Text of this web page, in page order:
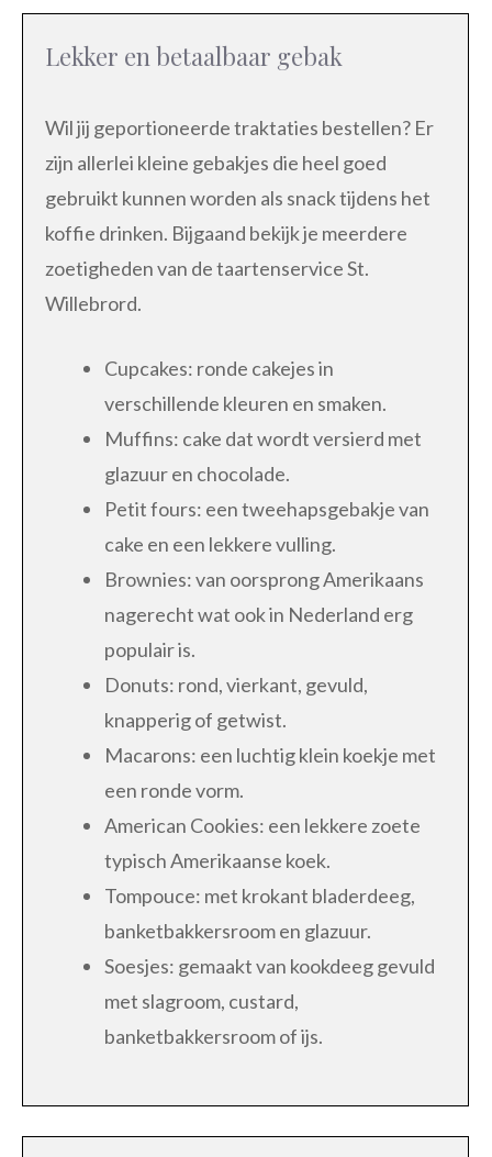
Lekker en betaalbaar gebak
Wil jij geportioneerde traktaties bestellen? Er
zijn allerlei kleine gebakjes die heel goed
gebruikt kunnen worden als snack tijdens het
koffie drinken. Bijgaand bekijk je meerdere
zoetigheden van de taartenservice St.
Willebrord.
Cupcakes: ronde cakejes in
verschillende kleuren en smaken.
Muffins: cake dat wordt versierd met
glazuur en chocolade.
Petit fours: een tweehapsgebakje van
cake en een lekkere vulling.
Brownies: van oorsprong Amerikaans
nagerecht wat ook in Nederland erg
populair is.
Donuts: rond, vierkant, gevuld,
knapperig of getwist.
Macarons: een luchtig klein koekje met
een ronde vorm.
American Cookies: een lekkere zoete
typisch Amerikaanse koek.
Tompouce: met krokant bladerdeeg,
banketbakkersroom en glazuur.
Soesjes: gemaakt van kookdeeg gevuld
met slagroom, custard,
banketbakkersroom of ijs.